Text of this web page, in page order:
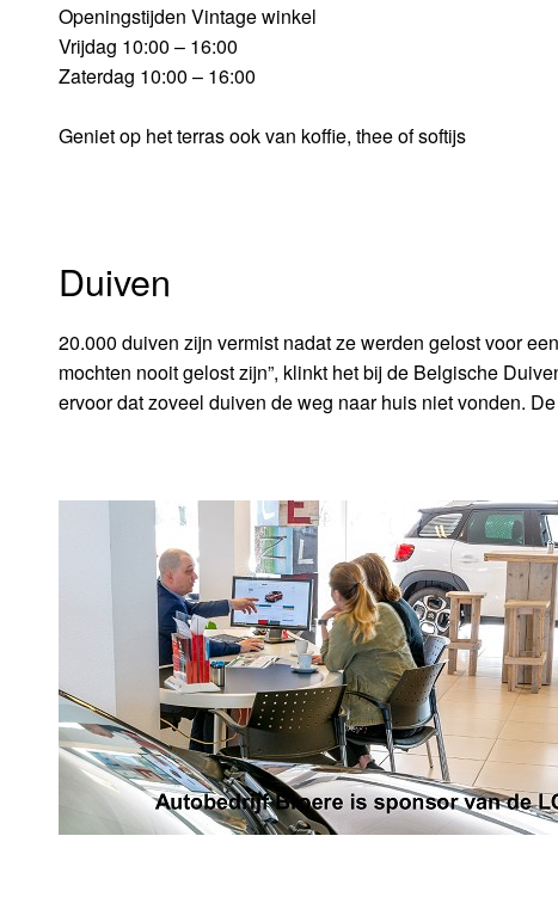
Openingstijden Vintage winkel
Vrijdag 10:00 – 16:00
Zaterdag 10:00 – 16:00
Geniet op het terras ook van koffie, thee of softijs
Duiven
20.000 duiven zijn vermist nadat ze werden gelost voor
mochten nooit gelost zijn”, klinkt het bij de Belgische
ervoor dat zoveel duiven de weg naar huis niet vonden.